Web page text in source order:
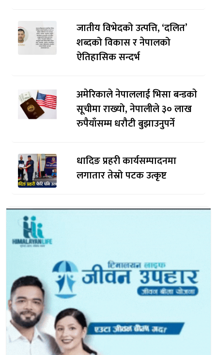
जातीय विभेदको उत्पत्ति, ‘दलित’
शब्दको विकास र नेपालको
ऐतिहासिक सन्दर्भ
अमेरिकाले नेपाललाई भिसा बन्डकाे
सूचीमा राख्यो, नेपालीले ३० लाख
रुपैयाँसम्म धरौटी बुझाउनुपर्ने
धादिङ प्रहरी कार्यसम्पादनमा
लगातार तेस्रो पटक उत्कृष्ट